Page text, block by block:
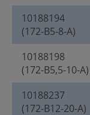
10188194
(172-B5-8-A)
10188198
(172-B5,5-10-A)
10188237
(172-B12-20-A)